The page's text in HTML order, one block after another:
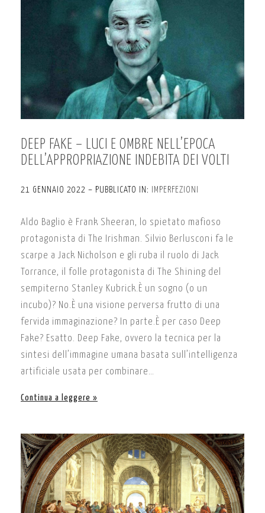
DEEP FAKE – LUCI E OMBRE NELL’EPOCA
DELL’APPROPRIAZIONE INDEBITA DEI VOLTI
21 GENNAIO 2022 – PUBBLICATO IN: IMPERFEZIONI
Aldo Baglio è Frank Sheeran, lo spietato mafioso
protagonista di The Irishman. Silvio Berlusconi fa le
scarpe a Jack Nicholson e gli ruba il ruolo di Jack
Torrance, il folle protagonista di The Shining del
sempiterno Stanley Kubrick.È un sogno (o un
incubo)? No.È una visione perversa frutto di una
fervida immaginazione? In parte.È per caso Deep
Fake? Esatto. Deep Fake, ovvero la tecnica per la
sintesi dell’immagine umana basata sull’intelligenza
artificiale usata per combinare…
Continua a leggere